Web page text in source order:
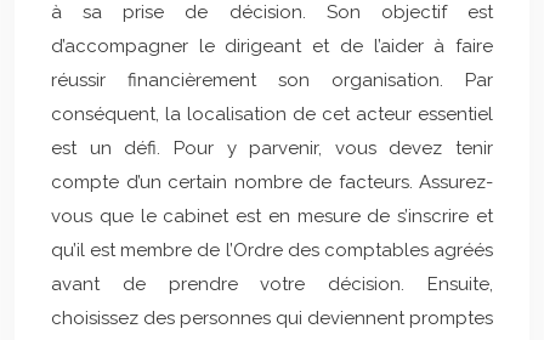
à sa prise de décision. Son objectif est
d’accompagner le dirigeant et de l’aider à faire
réussir financièrement son organisation. Par
conséquent, la localisation de cet acteur essentiel
est un défi. Pour y parvenir, vous devez tenir
compte d’un certain nombre de facteurs. Assurez-
vous que le cabinet est en mesure de s’inscrire et
qu’il est membre de l’Ordre des comptables agréés
avant de prendre votre décision. Ensuite,
choisissez des personnes qui deviennent promptes